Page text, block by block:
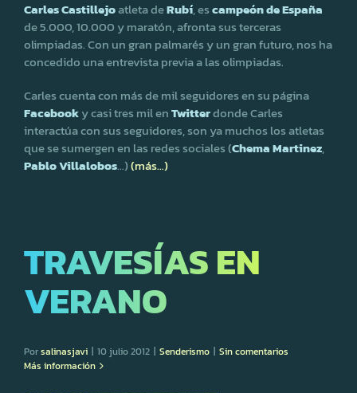
Carles Castillejoatleta deRubí, escampeón de España
de 5.000, 10.000 y maratón, afronta sus terceras
olimpiadas. Con un gran palmarés y un gran futuro, nos ha
concedido una entrevista previa a las olimpiadas.
Carles cuenta con más de mil seguidores en su página
Facebooky casi tres mil enTwitterdonde Carles
interactúa con sus seguidores, son ya muchos los atletas
que se sumergen en las redes sociales (Chema Martinez,
Pablo Villalobos…)(más…)
TRAVESÍAS EN
VERANO
Porsalinasjavi | 10 julio 2012 | Senderismo | Sin comentarios
Más información